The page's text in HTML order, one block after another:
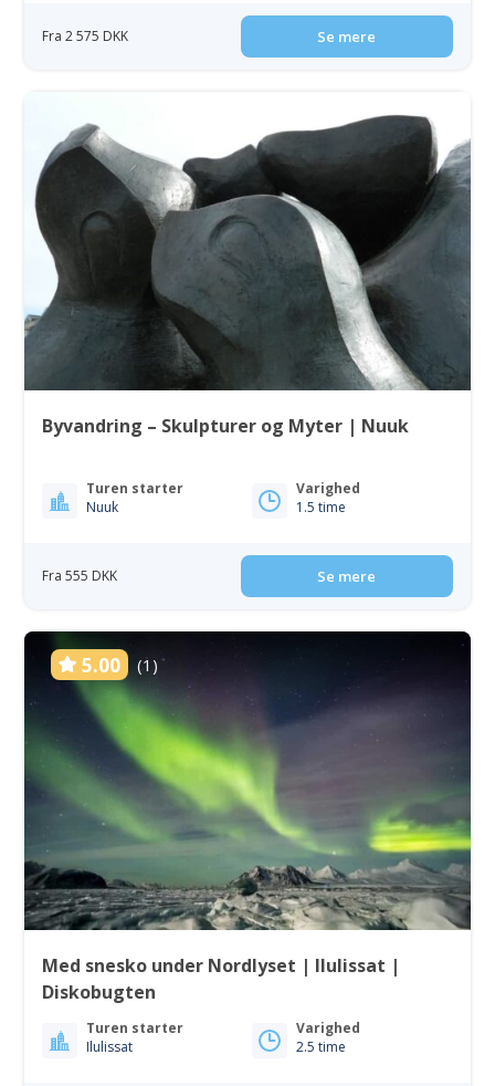
Fra 2 575 DKK Se mere
Byvandring – Skulpturer og Myter | Nuuk
Turen starter
Nuuk
Varighed
1.5 time
Fra 555 DKK Se mere
5.00 (1)
Med snesko under Nordlyset | Ilulissat |
Diskobugten
Turen starter
Ilulissat
Varighed
2.5 time